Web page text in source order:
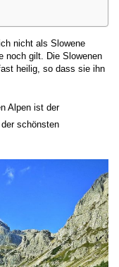
nicht als Slowene
noch gilt. Die Slowenen
heilig, so dass sie ihn
Alpen ist der
schönsten